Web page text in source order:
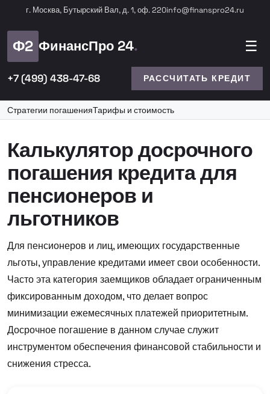
г. Москва, Бутырский Вал, д. 1, оф. 220info@finanspro24.ru
Ф2 ФинансПро 24 ☰
+7 (499) 438-47-68 РАССЧИТАТЬ КРЕДИТ
Стратегии погашенияТарифы и стоимость
Калькулятор досрочного
погашения кредита для
пенсионеров и
льготников
Для пенсионеров и лиц, имеющих государственные
льготы, управление кредитами имеет свои особенности.
Часто эта категория заемщиков обладает ограниченным
фиксированным доходом, что делает вопрос
минимизации ежемесячных платежей приоритетным.
Досрочное погашение в данном случае служит
инструментом обеспечения финансовой стабильности и
снижения стресса.